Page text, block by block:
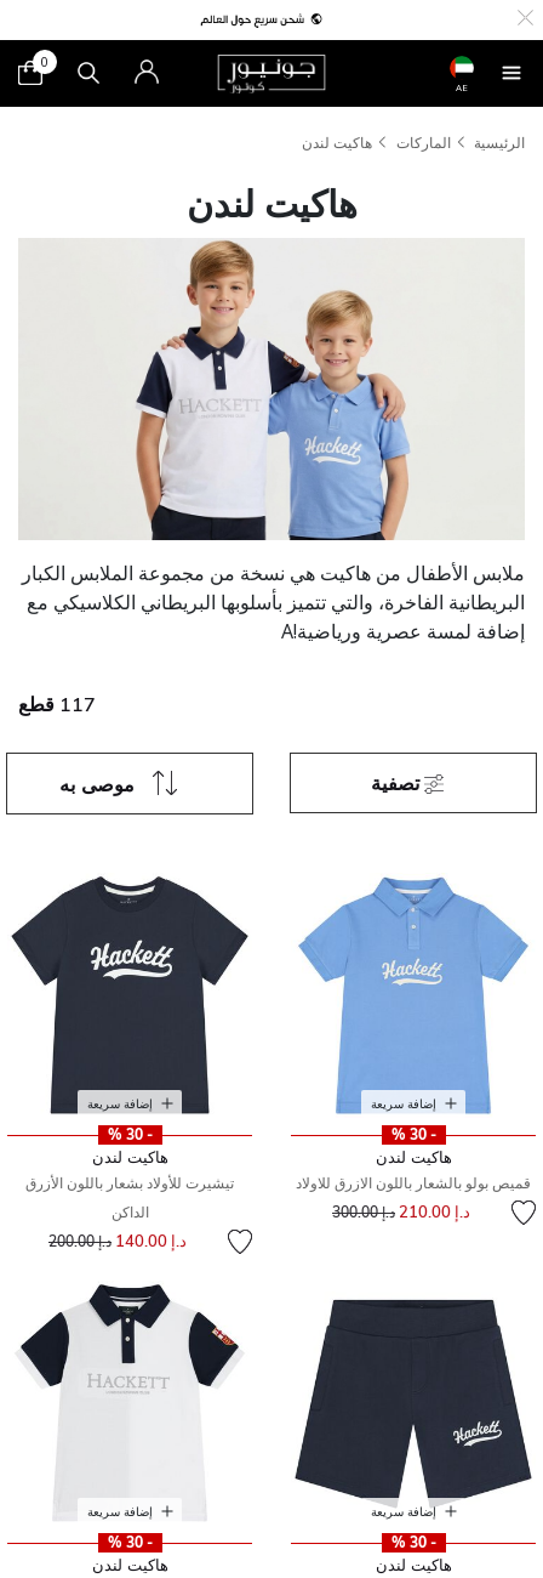
AE
0
الرئيسية الماركات هاكيت لندن
هاكيت لندن
ملابس الأطفال من هاكيت هي نسخة من مجموعة الملابس الكبار
البريطانية الفاخرة، والتي تتميز بأسلوبها البريطاني الكلاسيكي مع
إضافة لمسة عصرية ورياضية!A
117 قطع
موصى به تصفية
إضافة سريعة
- 30 %
هاكيت لندن
قميص بولو بالشعار باللون الازرق للاولاد
د.إ 210.00 سعر مخفض مند.إ 300.00
إضافة سريعة
- 30 %
هاكيت لندن
تيشيرت للأولاد بشعار باللون الأزرق
الداكن
د.إ 140.00 سعر مخفض من
د.إ 200.00 إلى
إضافة سريعة
- 30 %
هاكيت لندن
إضافة سريعة
- 30 %
هاكيت لندن